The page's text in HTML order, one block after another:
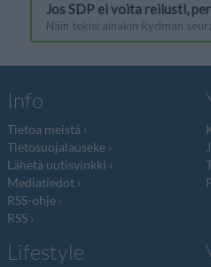
Info
Tietoa meistä
Tietosuojalauseke
Lähetä uutisvinkki
Mediatiedot
RSS-ohje
RSS
Lifestyle